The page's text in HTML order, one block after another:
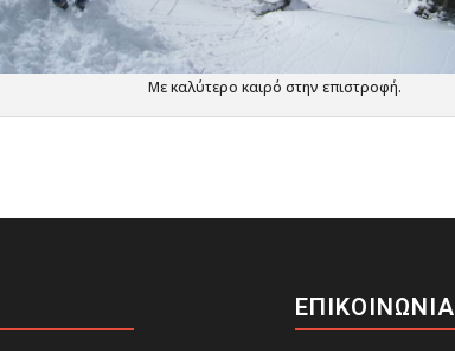
Με καλύτερο καιρό στην επιστροφή.
ΕΠΙΚΟΙΝΩΝΙΑ